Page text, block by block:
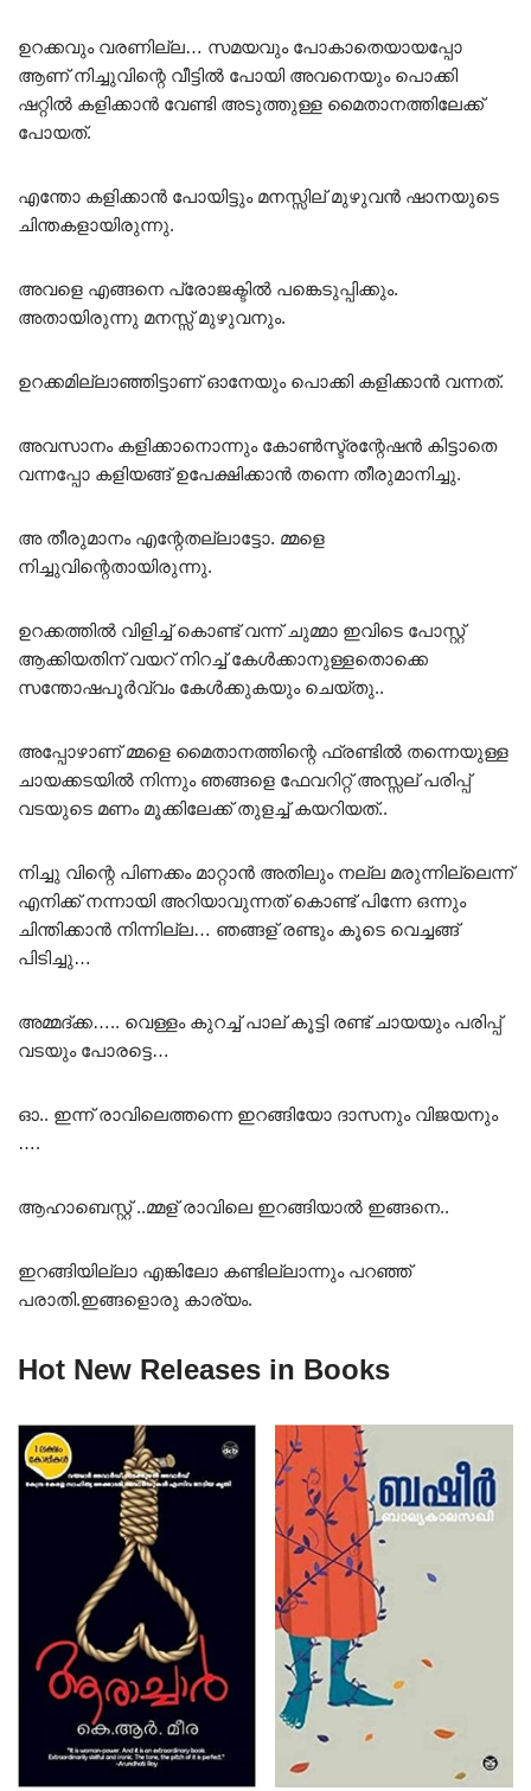
ഉറക്കവും വരണില്ല… സമയവും പോകാതെയായപ്പോ
ആണ് നിച്ചുവിന്റെ വീട്ടിൽ പോയി അവനെയും പൊക്കി
ഷറ്റിൽ കളിക്കാൻ വേണ്ടി അടുത്തുള്ള മൈതാനത്തിലേക്ക്
പോയത്.
എന്തോ കളിക്കാൻ പോയിട്ടും മനസ്സില് മുഴുവൻ ഷാനയുടെ
ചിന്തകളായിരുന്നു.
അവളെ എങ്ങനെ പ്രോജക്ടിൽ പങ്കെടുപ്പിക്കും.
അതായിരുന്നു മനസ്സ് മുഴുവനും.
ഉറക്കമില്ലാഞ്ഞിട്ടാണ് ഓനേയും പൊക്കി കളിക്കാൻ വന്നത്.
അവസാനം കളിക്കാനൊന്നും കോൺസ്ട്രന്റേഷൻ കിട്ടാതെ
വന്നപ്പോ കളിയങ്ങ് ഉപേക്ഷിക്കാൻ തന്നെ തീരുമാനിച്ചു.
അ തീരുമാനം എന്റേതല്ലാട്ടോ. മ്മളെ
നിച്ചുവിന്റെതായിരുന്നു.
ഉറക്കത്തിൽ വിളിച്ച് കൊണ്ട് വന്ന് ചുമ്മാ ഇവിടെ പോസ്റ്റ്
ആക്കിയതിന് വയറ് നിറച്ച് കേൾക്കാനുള്ളതൊക്കെ
സന്തോഷപൂർവ്വം കേൾക്കുകയും ചെയ്തു..
അപ്പോഴാണ് മ്മളെ മൈതാനത്തിന്റെ ഫ്രണ്ടിൽ തന്നെയുള്ള
ചായക്കടയിൽ നിന്നും ഞങ്ങളെ ഫേവറിറ്റ് അസ്സല് പരിപ്പ്
വടയുടെ മണം മൂക്കിലേക്ക് തുളച്ച് കയറിയത്..
നിച്ചു വിന്റെ പിണക്കം മാറ്റാൻ അതിലും നല്ല മരുന്നില്ലെന്ന്
എനിക്ക് നന്നായി അറിയാവുന്നത് കൊണ്ട് പിന്നേ ഒന്നും
ചിന്തിക്കാൻ നിന്നില്ല… ഞങ്ങള് രണ്ടും കൂടെ വെച്ചങ്ങ്
പിടിച്ചു…
അമ്മദ്ക്ക….. വെള്ളം കുറച്ച് പാല് കൂട്ടി രണ്ട് ചായയും പരിപ്പ്
വടയും പോരട്ടെ…
ഓ.. ഇന്ന് രാവിലെത്തന്നെ ഇറങ്ങിയോ ദാസനും വിജയനും
….
ആഹാബെസ്റ്റ് ..മ്മള് രാവിലെ ഇറങ്ങിയാൽ ഇങ്ങനെ..
ഇറങ്ങിയില്ലാ എങ്കിലോ കണ്ടില്ലാന്നും പറഞ്ഞ്
പരാതി.ഇങ്ങളൊരു കാര്യം.
Hot New Releases in Books